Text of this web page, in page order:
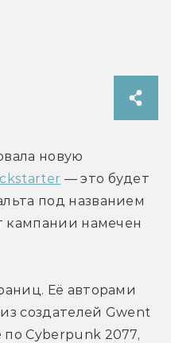
новую
— это будет
под названием
кампании намечен
Её авторами
создателей Gwent
Cyberpunk 2077,